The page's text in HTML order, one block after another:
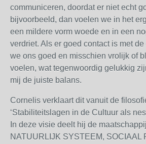
communiceren, doordat er niet echt
bijvoorbeeld, dan voelen we in het
een mildere vorm woede en in een
verdriet. Als er goed contact is met
we ons goed en misschien vrolijk of
voelen, wat tegenwoordig gelukkig
mij de juiste balans.
Cornelis verklaart dit vanuit de
‘Stabiliteitslagen in de Cultuur als
In deze visie deelt hij de
NATUURLIJK SYSTEEM, SOCIAAL